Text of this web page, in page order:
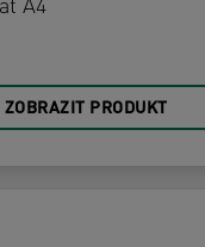
A4
ZOBRAZIT PRODUKT